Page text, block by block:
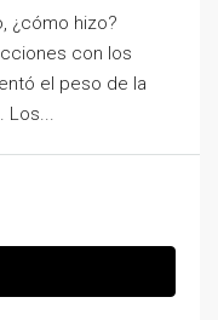
¿cómo hizo?
con los
el peso de la
Los...